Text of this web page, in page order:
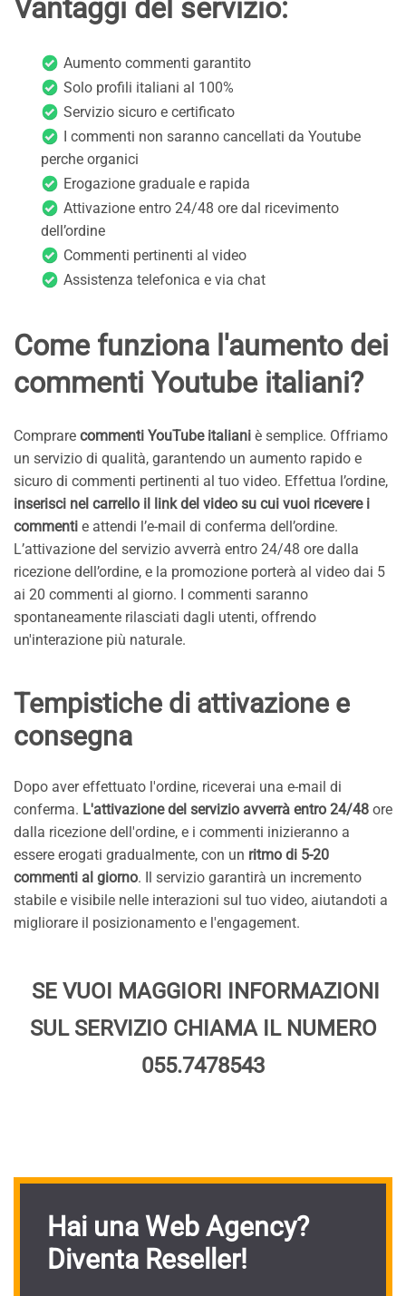
Vantaggi del servizio:
Aumento commenti garantito
Solo profili italiani al 100%
Servizio sicuro e certificato
I commenti non saranno cancellati da Youtube
perche organici
Erogazione graduale e rapida
Attivazione entro 24/48 ore dal ricevimento
dell’ordine
Commenti pertinenti al video
Assistenza telefonica e via chat
Come funziona l'aumento dei
commenti Youtube italiani?
Comprare commenti YouTube italiani è semplice. Offriamo
un servizio di qualità, garantendo un aumento rapido e
sicuro di commenti pertinenti al tuo video. Effettua l’ordine,
inserisci nel carrello il link del video su cui vuoi ricevere i
commenti e attendi l’e-mail di conferma dell’ordine.
L’attivazione del servizio avverrà entro 24/48 ore dalla
ricezione dell’ordine, e la promozione porterà al video dai 5
ai 20 commenti al giorno. I commenti saranno
spontaneamente rilasciati dagli utenti, offrendo
un'interazione più naturale.
Tempistiche di attivazione e
consegna
Dopo aver effettuato l'ordine, riceverai una e-mail di
conferma. L'attivazione del servizio avverrà entro 24/48 ore
dalla ricezione dell'ordine, e i commenti inizieranno a
essere erogati gradualmente, con un ritmo di 5-20
commenti al giorno. Il servizio garantirà un incremento
stabile e visibile nelle interazioni sul tuo video, aiutandoti a
migliorare il posizionamento e l'engagement.
SE VUOI MAGGIORI INFORMAZIONI
SUL SERVIZIO CHIAMA IL NUMERO
055.7478543
Hai una Web Agency?
Diventa Reseller!